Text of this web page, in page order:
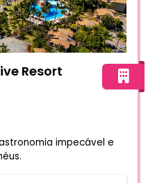
Resort
impecável e